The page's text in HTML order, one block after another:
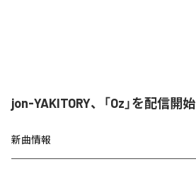
jon-YAKITORY、「Oz」を配信開始
新曲情報